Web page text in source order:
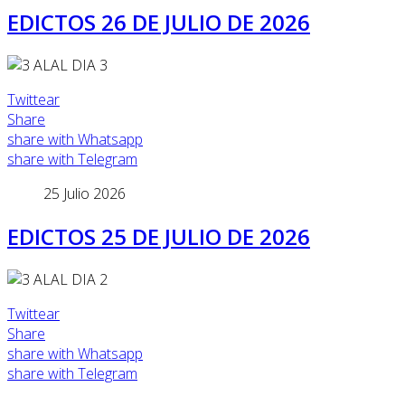
EDICTOS 26 DE JULIO DE 2026
Twittear
Share
share with Whatsapp
share with Telegram
25 Julio 2026
EDICTOS 25 DE JULIO DE 2026
Twittear
Share
share with Whatsapp
share with Telegram